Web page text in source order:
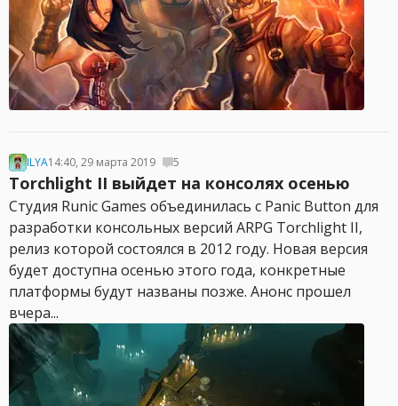
ILYA14:40, 29 марта 2019 5
Torchlight II выйдет на консолях осенью
Студия Runic Games объединилась с Panic Button для
разработки консольных версий ARPG Torchlight II,
релиз которой состоялся в 2012 году. Новая версия
будет доступна осенью этого года, конкретные
платформы будут названы позже. Анонс прошел
вчера...